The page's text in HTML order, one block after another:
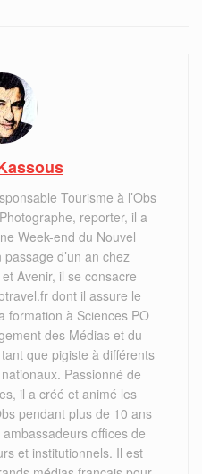
Tourisme à l’Obs
reporter, il a
Week-end du Nouvel
d’un an chez
Avenir, il se consacre
dont il assure le
formation à Sciences PO
des Médias et du
que pigiste à différents
Passionné de
il a créé et animé les
pendant plus de 10 ans
offices de
et institutionnels. Il est